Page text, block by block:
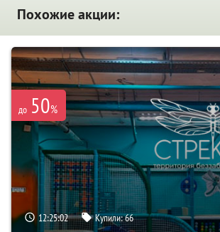
Похожие акции:
до 50%
12:25:01 Купили:66